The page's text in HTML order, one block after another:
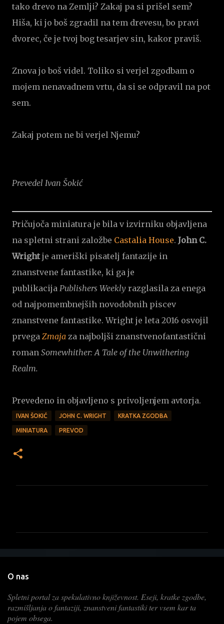
tako drevo na Zemlji? Zakaj pa si prišel sem?
Hiša, ki jo boš zgradil na tem drevesu, bo pravi
dvorec, če je tvoj bog tesarjev sin, kakor praviš.
Znova jo boš videl. Toliko si verjel zgodbam o
mojem nenavadnem vrtu, da si se odpravil na pot
sem.
Zakaj potem ne bi verjel Njemu?
Prevedel Ivan Šokić
Pričujoča miniatura je bila v izvirniku objavljena
na spletni strani založbe Castalia House. John C.
Wrightje ameriški pisatelj fantazije in
znanstvene fantastike, ki ga je
publikacija Publishers Weekly razglasila za enega
od najpomembnejših novodobnih piscev
znanstvene fantastike. Wright je leta 2016 osvojil
prvega Zmaja za najboljši znanstvenofantastični
roman Somewhither: A Tale of the Unwithering
Realm.
Prevedeno in objavljeno s privoljenjem avtorja.
IVAN ŠOKIĆ JOHN C. WRIGHT KRATKA ZGODBA
MINIATURA PREVOD
n
r
j
O nas
Spletni portal za spekulativno književnost. Eseji, kratke zgodbe,
razmišljanja o fantaziji, znanstveni fantastiki ter vsem kar ta
pojem obsega.